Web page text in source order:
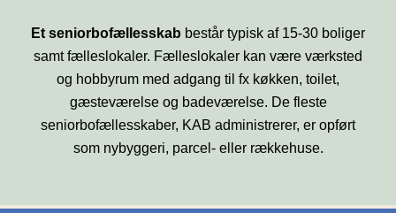
Et seniorbofællesskab består typisk af 15-30 boliger
samt fælleslokaler. Fælleslokaler kan være værksted
og hobbyrum med adgang til fx køkken, toilet,
gæsteværelse og badeværelse. De fleste
seniorbofællesskaber, KAB administrerer, er opført
som nybyggeri, parcel- eller rækkehuse.